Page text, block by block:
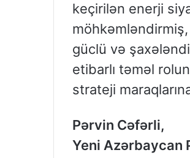
keçirilən enerji
güclü və
etibarlı təməl
strateji
Pərvin Cəfərli,
Yeni Azərbaycan